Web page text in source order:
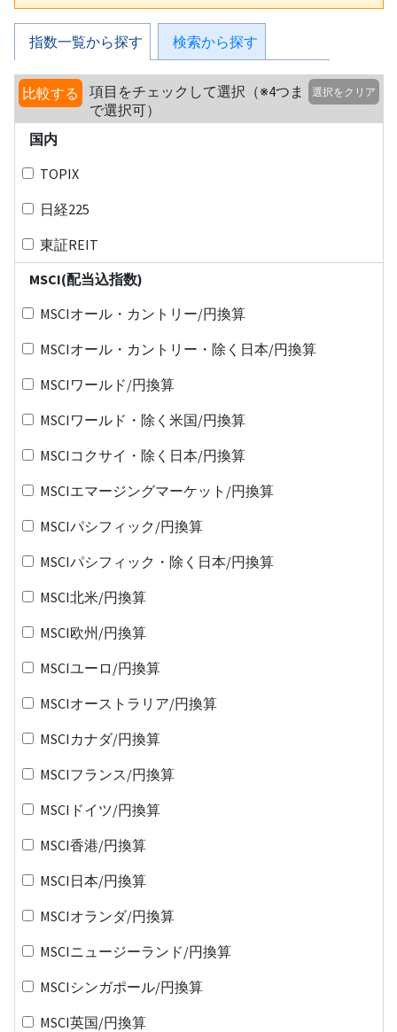
指数一覧から探す 検索から探す
比較する
項目をチェックして選択（※4つま
で選択可）
選択をクリア
国内
TOPIX
日経225
東証REIT
MSCI(配当込指数)
MSCIオール・カントリー/円換算
MSCIオール・カントリー・除く日本/円換算
MSCIワールド/円換算
MSCIワールド・除く米国/円換算
MSCIコクサイ・除く日本/円換算
MSCIエマージングマーケット/円換算
MSCIパシフィック/円換算
MSCIパシフィック・除く日本/円換算
MSCI北米/円換算
MSCI欧州/円換算
MSCIユーロ/円換算
MSCIオーストラリア/円換算
MSCIカナダ/円換算
MSCIフランス/円換算
MSCIドイツ/円換算
MSCI香港/円換算
MSCI日本/円換算
MSCIオランダ/円換算
MSCIニュージーランド/円換算
MSCIシンガポール/円換算
MSCI英国/円換算